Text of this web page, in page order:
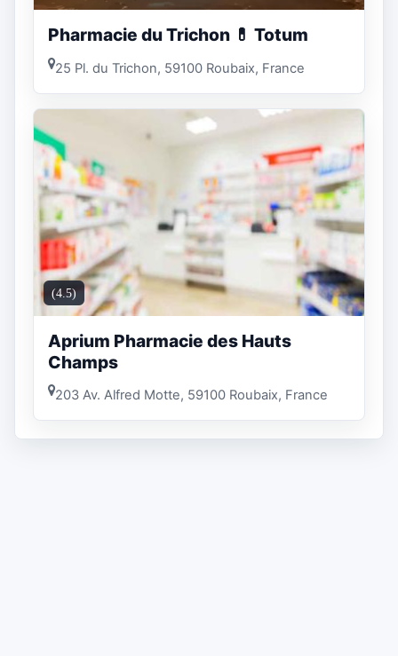
Pharmacie du Trichon 💊 Totum
25 Pl. du Trichon, 59100 Roubaix, France
(4.5)
Aprium Pharmacie des Hauts
Champs
203 Av. Alfred Motte, 59100 Roubaix, France